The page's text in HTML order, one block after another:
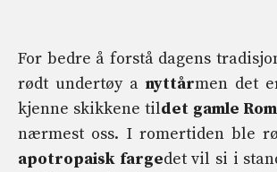
For bedre å forstå dagens
rødt undertøy a nyttårmen det
kjenne skikkene tildet gamle
nærmest oss. I romertiden ble
apotropaisk fargedet vil si i